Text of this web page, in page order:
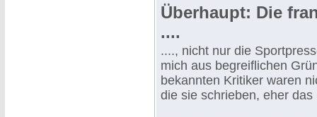
Überhaupt: Die
....
...., nicht nur die
mich aus begreiflichen
bekannten Kritiker waren
die sie schrieben, eher das